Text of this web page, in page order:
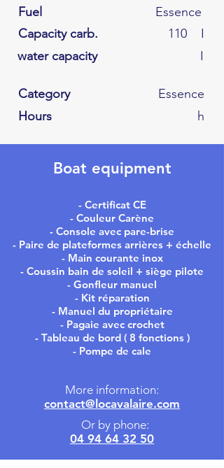
Fuel
Essence
Capacity carb.
110
I
water capacity
I
Category
Essence
Hours
h
Boat equipment
- Certificat CE
- Couleur Carène
- Console avec pare-brise
- Paire de plateformes arrières + échelle
- Main courante inox
- Coussin bain de soleil + siège pilote
- Gonfleur manuel
- Kit réparation
- Manuel du propriétaire
- Pagaie avec crochet
- Tableau de bord ( 8 fonctions )
- Pompe de cale
More information:
contact@locavalaire.com
Or by phone:
04 94 64 32 50